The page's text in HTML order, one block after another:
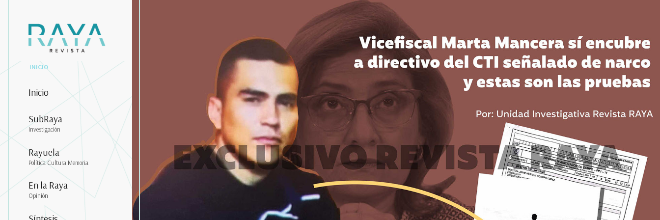
INICIO
Inicio
SubRaya
Investigación
Rayuela
Política Cultura Memoria
En la Raya
Opinión